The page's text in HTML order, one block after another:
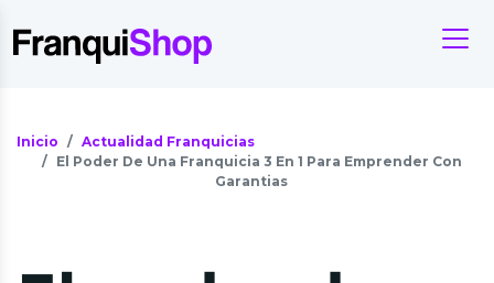
Inicio
Actualidad Franquicias
El Poder De Una Franquicia 3 En 1 Para Emprender Con
Garantias